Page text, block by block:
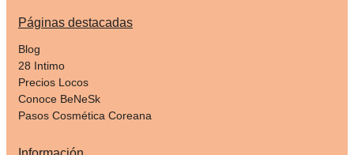
Páginas destacadas
Blog
28 Intimo
Precios Locos
Conoce BeNeSk
Pasos Cosmética Coreana